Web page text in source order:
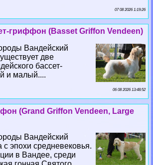
07 08 2026 1:19:26
гриффон (Basset Griffon Vendeen)
Вандейский
две
бассет-
и малый....
06 08 2026 13:48:52
(Grand Griffon Vendeen, Large
Вандейский
эпохи средневековья.
в Вандее, среди